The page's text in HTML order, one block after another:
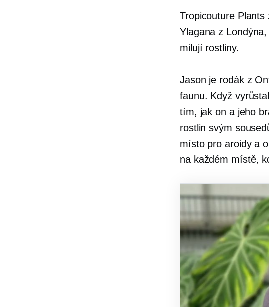
Tropicouture Plants
Ylagana z
milují rostliny.
Jason je rodák z
faunu. Když
tím, jak on a jeho
rostlin svým
místo pro aroidy a
na každém místě,